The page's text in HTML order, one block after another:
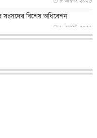
সংসদের বিশেষ অধিবেশন
৮ আগস্ট, ২০২৬
শিল্পী অনুশ্রী রায়ের স্বপ...
চুক্তি সৌদি আরবকে কতটা ন...
পাকিস্তানির অপরাধে অস্বস্তি...
পুনঃস্থাপন করছে মেক্সিকো ও